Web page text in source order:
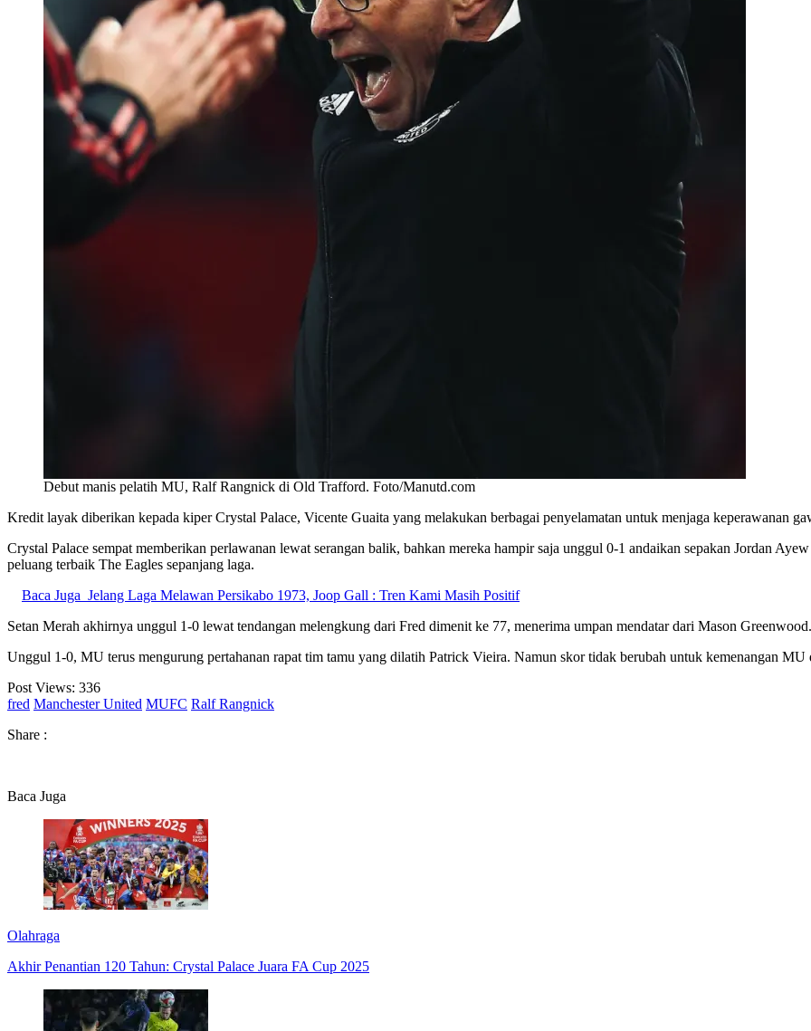
Debut manis pelatih MU, Ralf Rangnick di Old Trafford. Foto/Manutd.com
Kredit layak diberikan kepada kiper Crystal Palace, Vicente Guaita yang melakukan berbagai penyelamatan untuk menjaga keperawanan
Crystal Palace sempat memberikan perlawanan lewat serangan balik, bahkan mereka hampir saja unggul 0-1 andaikan sepakan Jordan
peluang terbaik The Eagles sepanjang laga.
Baca Juga Jelang Laga Melawan Persikabo 1973, Joop Gall : Tren Kami Masih Positif
Setan Merah akhirnya unggul 1-0 lewat tendangan melengkung dari Fred dimenit ke 77, menerima umpan mendatar dari Mason Greenwood.
Unggul 1-0, MU terus mengurung pertahanan rapat tim tamu yang dilatih Patrick Vieira. Namun skor tidak berubah untuk kemenangan
Post Views: 336
fred Manchester United MUFC Ralf Rangnick
Share :
Baca Juga
Olahraga
Akhir Penantian 120 Tahun: Crystal Palace Juara FA Cup 2025